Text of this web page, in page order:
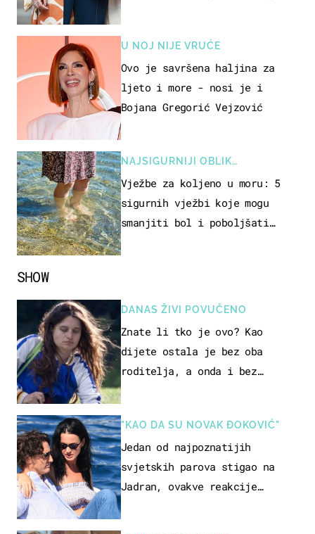
SHOW
DANAS ŽIVI POVUČENO
Znate li tko je ovo? Kao
dijete ostala je bez oba
roditelja, a onda i bez
"KAO DA SU NOVAK ĐOKOVIĆ"
Jedan od najpoznatijih
svjetskih parova stigao na
Jadran, ovakve reakcije
U NOJ NIJE VRUĆE
Ovo je savršena haljina za
ljeto i more - nosi je i
Bojana Gregorić Vejzović
NAJSIGURNIJI OBLIK
REKREACIJE
Vježbe za koljeno u moru: 5
sigurnih vježbi koje mogu
smanjiti bol i poboljšati